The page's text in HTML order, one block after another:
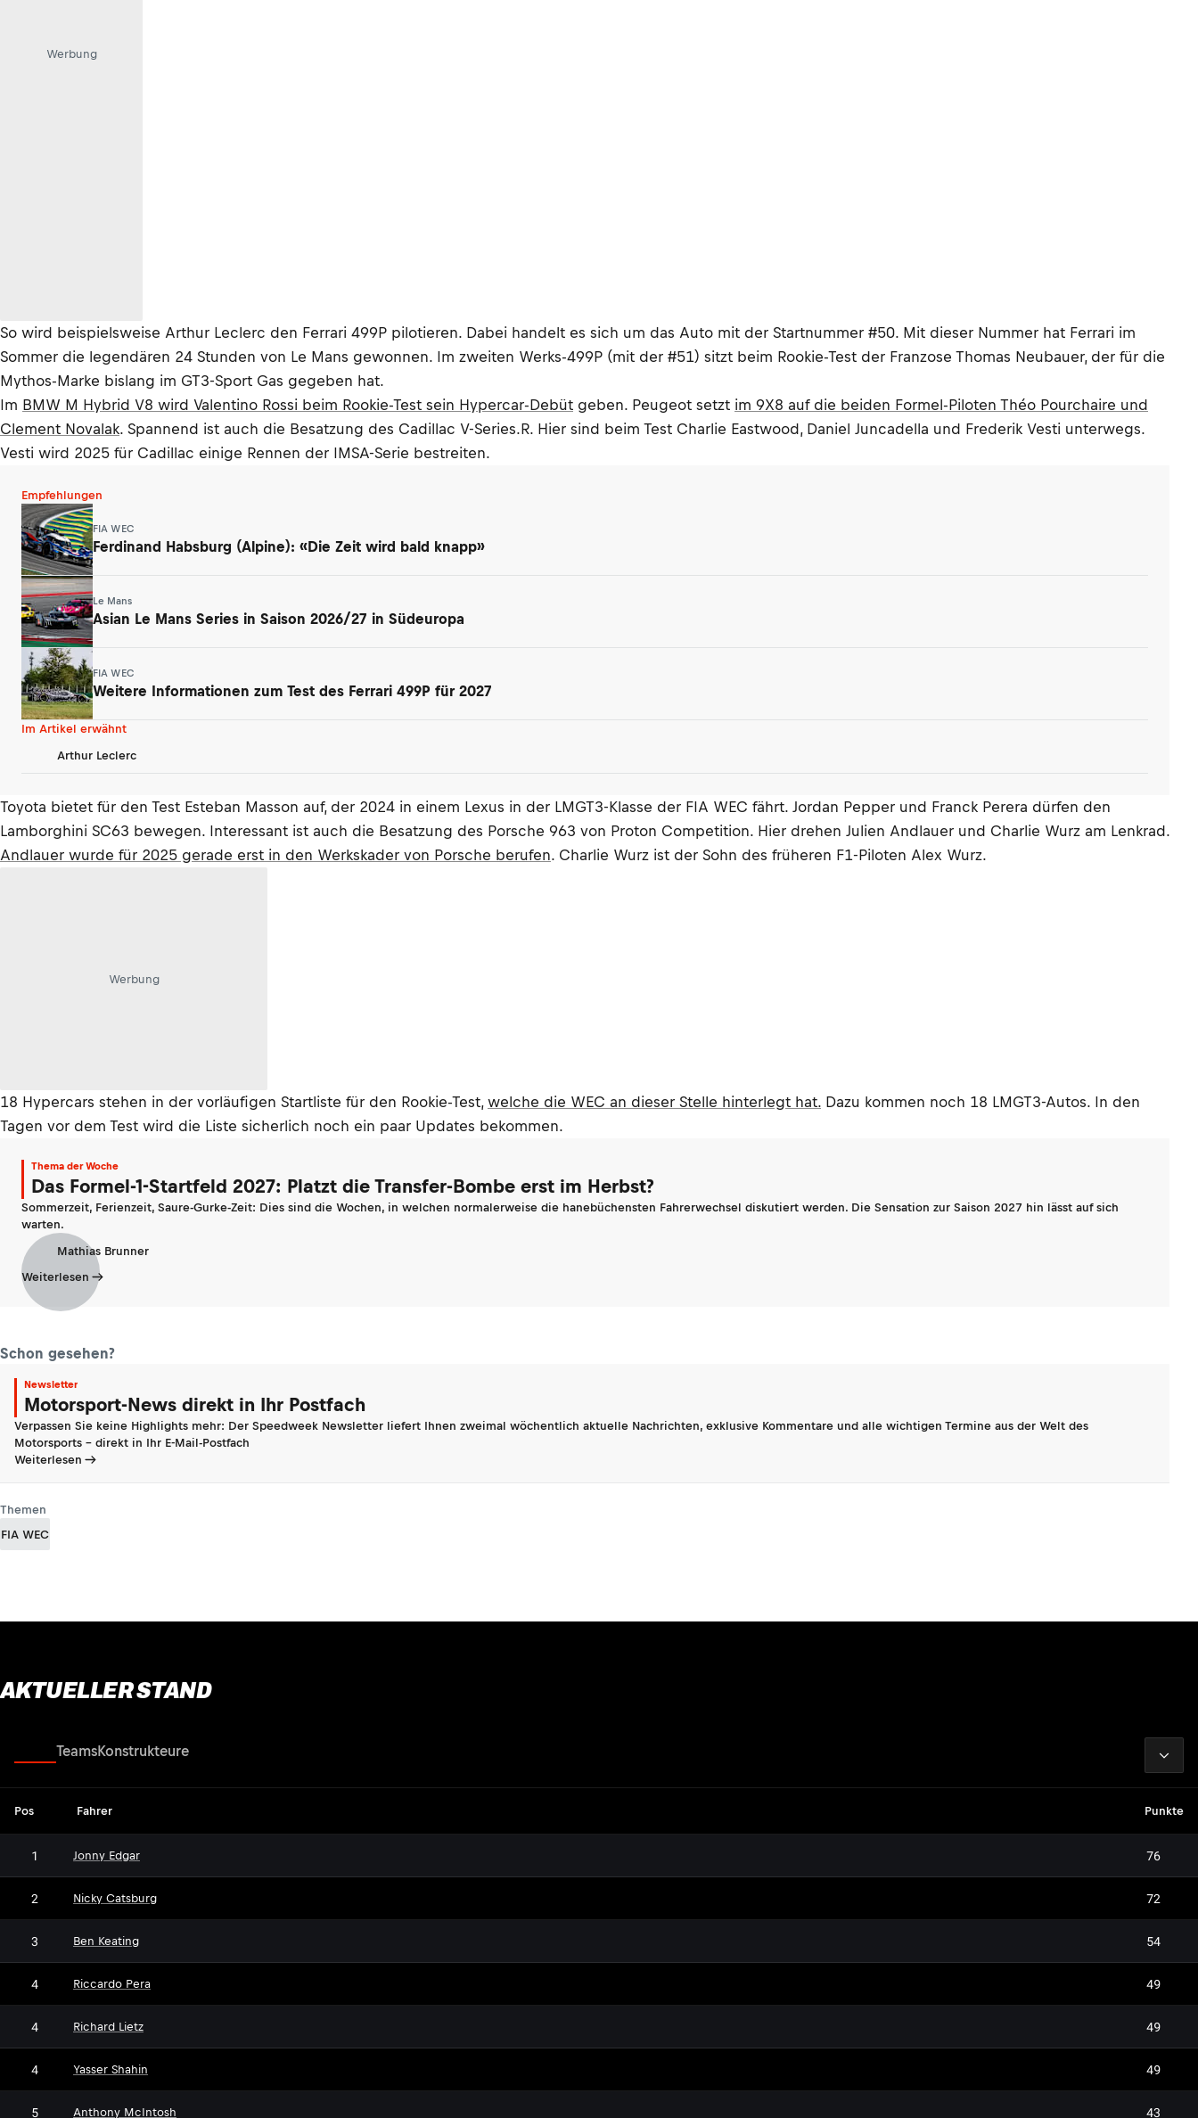
Werbung
So wird beispielsweise Arthur Leclerc den Ferrari 499P pilotieren. Dabei handelt es sich um das Auto mit der Startnummer #50. Mit dieser Nummer hat Ferrari im
Sommer die legendären 24 Stunden von Le Mans gewonnen. Im zweiten Werks-499P (mit der #51) sitzt beim Rookie-Test der Franzose Thomas Neubauer, der für die
Mythos-Marke bislang im GT3-Sport Gas gegeben hat.
Im BMW M Hybrid V8 wird Valentino Rossi beim Rookie-Test sein Hypercar-Debüt geben. Peugeot setzt im 9X8 auf die beiden Formel-Piloten Théo Pourchaire und
Clement Novalak. Spannend ist auch die Besatzung des Cadillac V-Series.R. Hier sind beim Test Charlie Eastwood, Daniel Juncadella und Frederik Vesti unterwegs.
Vesti wird 2025 für Cadillac einige Rennen der IMSA-Serie bestreiten.
Empfehlungen
FIA WEC
Ferdinand Habsburg (Alpine): «Die Zeit wird bald knapp»
Le Mans
Asian Le Mans Series in Saison 2026/27 in Südeuropa
FIA WEC
Weitere Informationen zum Test des Ferrari 499P für 2027
Im Artikel erwähnt
Arthur Leclerc
Toyota bietet für den Test Esteban Masson auf, der 2024 in einem Lexus in der LMGT3-Klasse der FIA WEC fährt. Jordan Pepper und Franck Perera dürfen den
Lamborghini SC63 bewegen. Interessant ist auch die Besatzung des Porsche 963 von Proton Competition. Hier drehen Julien Andlauer und Charlie Wurz am Lenkrad.
Andlauer wurde für 2025 gerade erst in den Werkskader von Porsche berufen. Charlie Wurz ist der Sohn des früheren F1-Piloten Alex Wurz.
Werbung
18 Hypercars stehen in der vorläufigen Startliste für den Rookie-Test, welche die WEC an dieser Stelle hinterlegt hat. Dazu kommen noch 18 LMGT3-Autos. In den
Tagen vor dem Test wird die Liste sicherlich noch ein paar Updates bekommen.
Thema der Woche
Das Formel-1-Startfeld 2027: Platzt die Transfer-Bombe erst im Herbst?
Sommerzeit, Ferienzeit, Saure-Gurke-Zeit: Dies sind die Wochen, in welchen normalerweise die hanebüchensten Fahrerwechsel diskutiert werden. Die Sensation zur Saison 2027 hin lässt auf sich
warten.
Mathias Brunner
Weiterlesen
Schon gesehen?
Newsletter
Motorsport-News direkt in Ihr Postfach
Verpassen Sie keine Highlights mehr: Der Speedweek Newsletter liefert Ihnen zweimal wöchentlich aktuelle Nachrichten, exklusive Kommentare und alle wichtigen Termine aus der Welt des
Motorsports - direkt in Ihr E-Mail-Postfach
Weiterlesen
Themen
FIA WEC
AKTUELLER STAND
TeamsKonstrukteure
Pos Fahrer Punkte
1 Jonny Edgar 76
2 Nicky Catsburg 72
3 Ben Keating 54
4 Riccardo Pera 49
4 Richard Lietz 49
4 Yasser Shahin 49
5 Anthony McIntosh 43